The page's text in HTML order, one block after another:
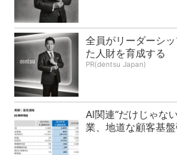
全員がリーダーシ
た人財を育成する
PR(dentsu Japan)
AI関連“だけじゃな
業、地道な顧客基